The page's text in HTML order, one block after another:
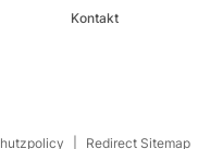
Kontakt
Redirect Sitemap